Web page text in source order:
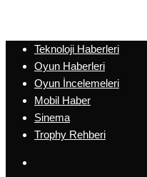
Teknoloji Haberleri
Oyun Haberleri
Oyun İncelemeleri
Mobil Haber
Sinema
Trophy Rehberi